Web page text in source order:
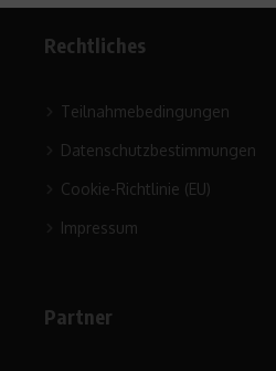
Rechtliches
Teilnahmebedingungen
Datenschutzbestimmungen
Cookie-Richtlinie (EU)
Impressum
Partner